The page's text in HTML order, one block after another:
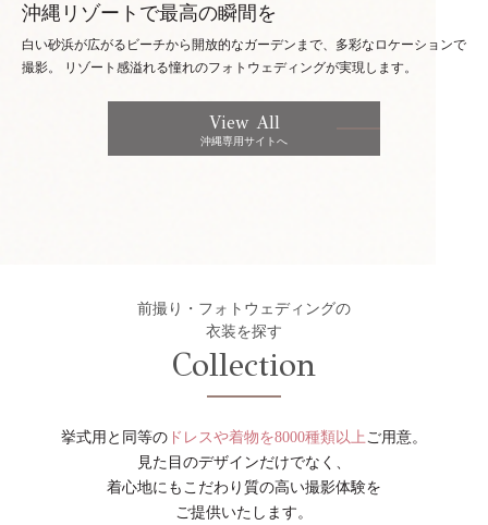
沖縄リゾートで最高の瞬間を
白い砂浜が広がるビーチから開放的なガーデンまで、多彩なロケーションで
撮影。
リゾート感溢れる憧れのフォトウェディングが実現します。
View All
沖縄専用サイトへ
前撮り・フォトウェディングの
衣装を探す
Collection
挙式用と同等の ドレスや着物を8000種類以上 ご用意。
見た目のデザインだけでなく、
着心地にもこだわり質の高い撮影体験を
ご提供いたします。